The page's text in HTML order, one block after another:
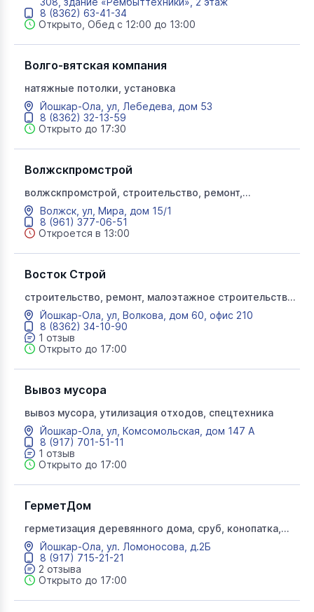
8 (8362) 63-41-34
Открыто, Обед с 12:00 до 13:00
Волго-вятская компания
натяжные потолки, установка
Йошкар-Ола, ул, Лебедева, дом 53
8 (8362) 32-13-59
Открыто до 17:30
Волжскпромстрой
волжскпромстрой, строительство, ремонт,
застройщик
Волжск, ул, Мира, дом 15/1
8 (961) 377-06-51
Откроется в 13:00
Восток Строй
строительство, ремонт, малоэтажное строительство,
отделка
Йошкар-Ола, ул, Волкова, дом 60, офис 210
8 (8362) 34-10-90
1 отзыв
Открыто до 17:00
Вывоз мусора
вывоз мусора, утилизация отходов, спецтехника
Йошкар-Ола, ул, Комсомольская, дом 147 А
8 (917) 701-51-11
1 отзыв
Открыто до 17:00
ГерметДом
герметизация деревянного дома, сруб, конопатка,
шлифовка, покраска, краска, теплый шов, герметик
для дерева, пескоструй, гермет дом
Йошкар-Ола, ул. Ломоносова, д.2Б
8 (917) 715-21-21
2 отзыва
Открыто до 17:00